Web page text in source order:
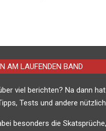
AM LAUFENDEN BAND
viel berichten? Na dann
Tests und andere
besonders die